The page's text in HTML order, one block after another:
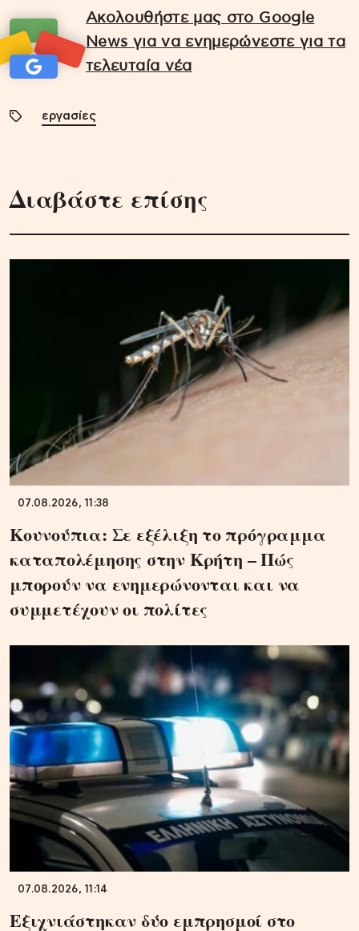
Ακολουθήστε μας στο Google
News για να ενημερώνεστε για τα
τελευταία νέα
εργασίες
Διαβάστε επίσης
07.08.2026, 11:38
Κουνούπια: Σε εξέλιξη το πρόγραμμα
καταπολέμησης στην Κρήτη – Πώς
μπορούν να ενημερώνονται και να
συμμετέχουν οι πολίτες
07.08.2026, 11:14
Εξιχνιάστηκαν δύο εμπρησμοί στο